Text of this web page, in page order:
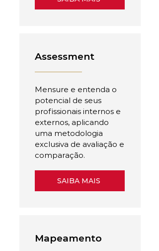
Assessment
Mensure e entenda o
potencial de seus
profissionais internos e
externos, aplicando
uma metodologia
exclusiva de avaliação e
comparação.
SAIBA MAIS
Mapeamento